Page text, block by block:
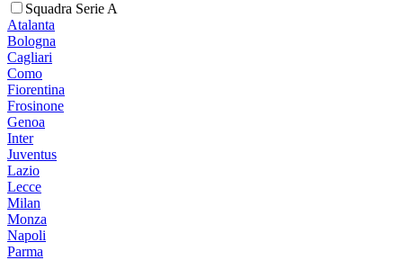
Squadra Serie A
Atalanta
Bologna
Cagliari
Como
Fiorentina
Frosinone
Genoa
Inter
Juventus
Lazio
Lecce
Milan
Monza
Napoli
Parma